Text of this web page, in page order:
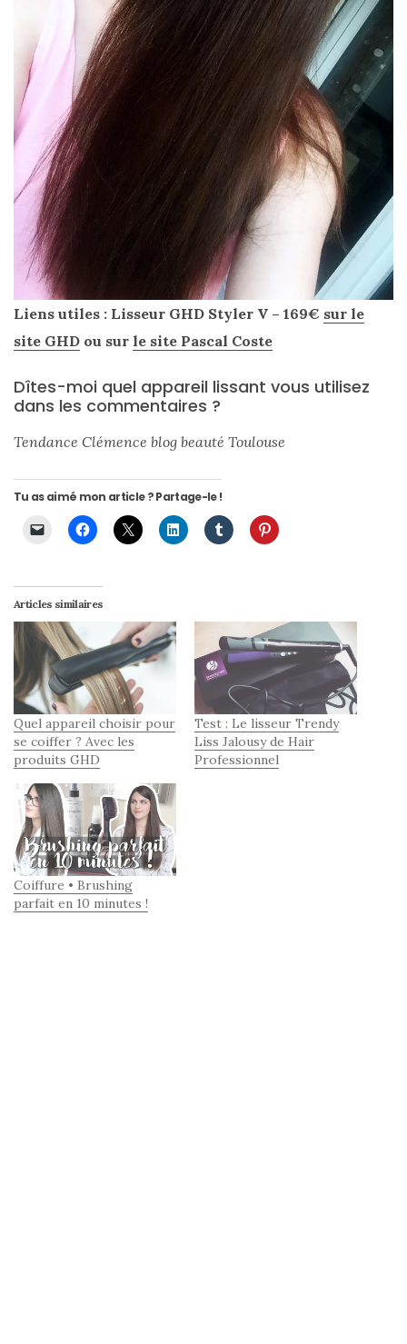
Liens utiles : Lisseur GHD Styler V – 169€ sur le
site GHD ou sur le site Pascal Coste
Dîtes-moi quel appareil lissant vous utilisez
dans les commentaires ?
Tendance Clémence blog beauté Toulouse
Tu as aimé mon article ? Partage-le !
Articles similaires
Quel appareil choisir pour
se coiffer ? Avec les
produits GHD
Test : Le lisseur Trendy
Liss Jalousy de Hair
Professionnel
Coiffure • Brushing
parfait en 10 minutes !